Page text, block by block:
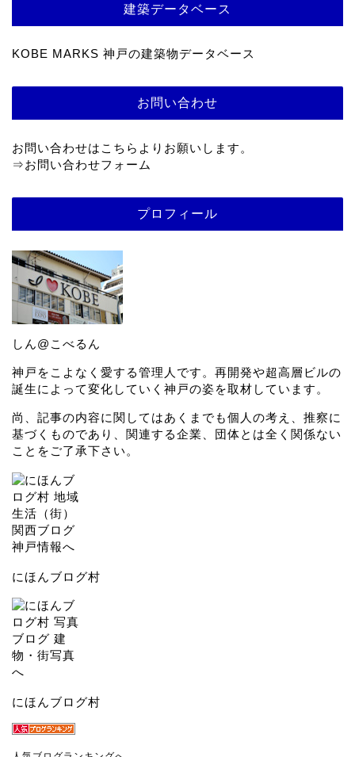
建築データベース
KOBE MARKS 神戸の建築物データベース
お問い合わせ
お問い合わせはこちらよりお願いします。
⇒お問い合わせフォーム
プロフィール
しん@こべるん
神戸をこよなく愛する管理人です。再開発や超高層ビルの
誕生によって変化していく神戸の姿を取材しています。
尚、記事の内容に関してはあくまでも個人の考え、推察に
基づくものであり、関連する企業、団体とは全く関係ない
ことをご了承下さい。
にほんブログ村
にほんブログ村